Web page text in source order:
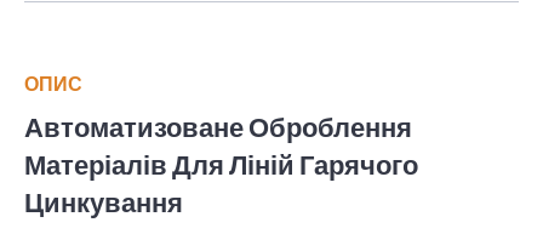
ОПИС
Автоматизоване Оброблення
Матеріалів Для Ліній Гарячого
Цинкування